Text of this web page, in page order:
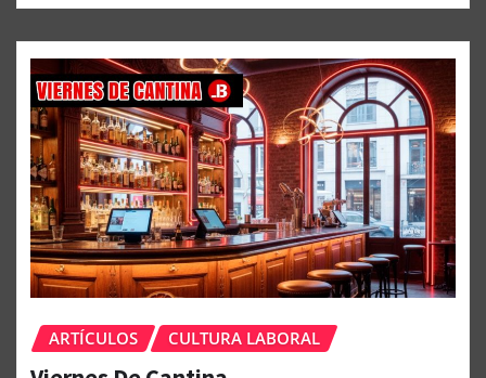
ARTÍCULOS CULTURA LABORAL